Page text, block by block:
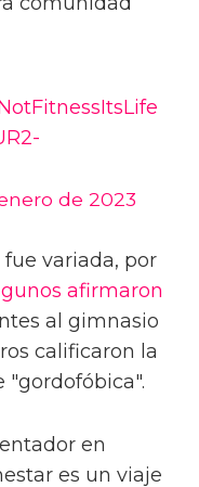
de 2023
variada, por
afirmaron
al gimnasio
calificaron la
"gordofóbica".
en
es un viaje